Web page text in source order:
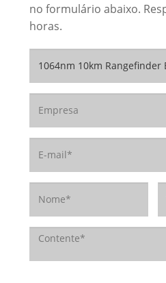
no formulário abaixo.
horas.